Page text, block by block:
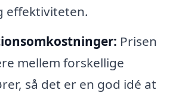
effektiviteten.
Prisen
mellem forskellige
så det er en god idé at